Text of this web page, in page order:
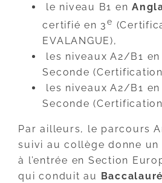
le niveau B1 en
certifié en 3e
EVALANGUE),
les niveaux A2/B1 en
Seconde (Certification
les niveaux A2/B1 en
Seconde (Certification
Par ailleurs, le parcours
suivi au collège donne
à l’entrée en Section
qui conduit au